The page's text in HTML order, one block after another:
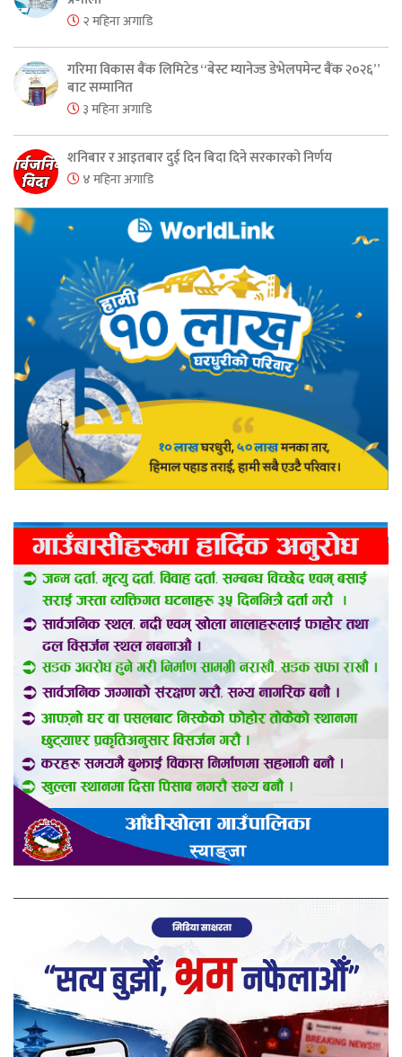
२ महिना अगाडि
गरिमा विकास बैंक लिमिटेड “बेस्ट म्यानेज्ड डेभेलपमेन्ट बैंक २०२६”
बाट सम्मानित
३ महिना अगाडि
शनिबार र आइतबार दुई दिन बिदा दिने सरकारको निर्णय
४ महिना अगाडि